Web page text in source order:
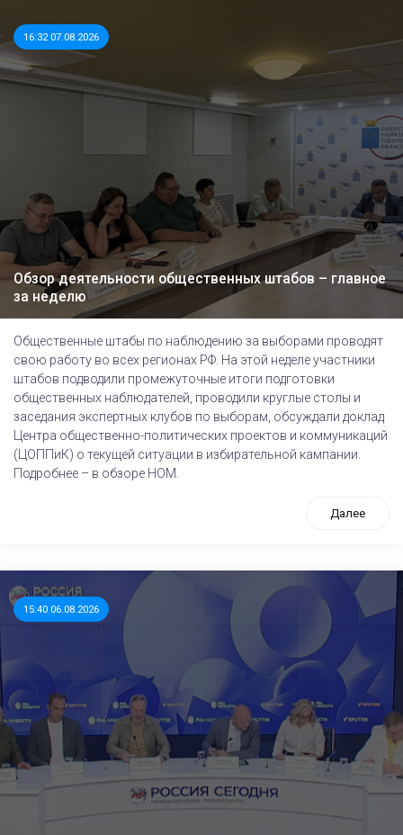
16:32 07.08.2026
Обзор деятельности общественных штабов – главное
за неделю
Общественные штабы по наблюдению за выборами проводят
свою работу во всех регионах РФ. На этой неделе участники
штабов подводили промежуточные итоги подготовки
общественных наблюдателей, проводили круглые столы и
заседания экспертных клубов по выборам, обсуждали доклад
Центра общественно-политических проектов и коммуникаций
(ЦОППиК) о текущей ситуации в избирательной кампании.
Подробнее – в обзоре НОМ.
Далее
15:40 06.08.2026